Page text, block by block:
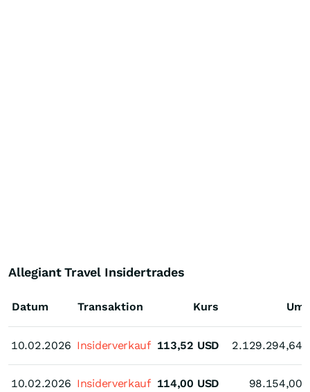
Allegiant Travel Insidertrades
Datum
10.02.2026
10.02.2026
Transaktion Kurs
10.02.2026 Insiderverkauf 113,52 USD 2.129.294,64
10.02.2026 Insiderverkauf 114,00 USD 98.154,00